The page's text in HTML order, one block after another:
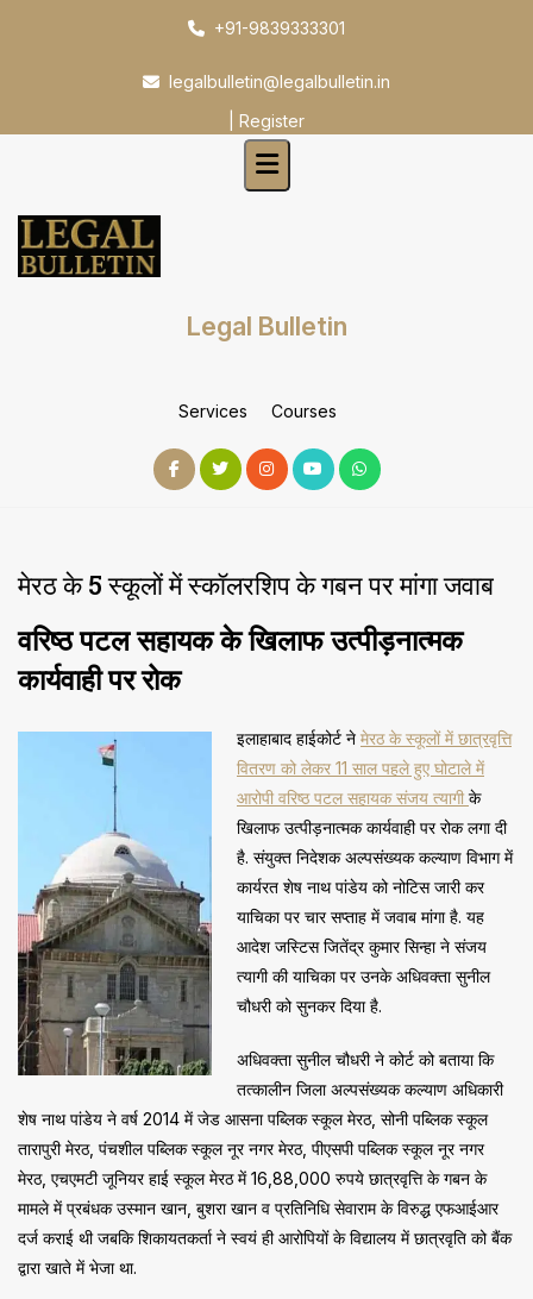
+91-9839333301
legalbulletin@legalbulletin.in
Register
Legal Bulletin
Services Courses
मेरठ के 5 स्कूलों में स्कॉलर​​​शिप के गबन पर मांगा जवाब
वरिष्ठ पटल सहायक के खिलाफ उत्पीड़नात्मक
कार्यवाही पर रोक
इलाहाबाद हाईकोर्ट ने मेरठ के स्कूलों में छात्रवृत्ति
वितरण को लेकर 11 साल पहले हुए घोटाले में
आरोपी वरिष्ठ पटल सहायक संजय त्यागी के
खिलाफ उत्पीड़नात्मक कार्यवाही पर रोक लगा दी
है. संयुक्त निदेशक अल्पसंख्यक कल्याण विभाग में
कार्यरत शेष नाथ पांडेय को नोटिस जारी कर
याचिका पर चार सप्ताह में जवाब मांगा है. यह
आदेश जस्टिस जितेंद्र कुमार सिन्हा ने संजय
त्यागी की याचिका पर उनके अधिवक्ता सुनील
चौधरी को सुनकर दिया है.
अधिवक्ता सुनील चौधरी ने कोर्ट को बताया कि
तत्कालीन जिला अल्पसंख्यक कल्याण अधिकारी
शेष नाथ पांडेय ने वर्ष 2014 में जेड आसना पब्लिक स्कूल मेरठ, सोनी पब्लिक स्कूल
तारापुरी मेरठ, पंचशील पब्लिक स्कूल नूर नगर मेरठ, पीएसपी पब्लिक स्कूल नूर नगर
मेरठ, एचएमटी जूनियर हाई स्कूल मेरठ में 16,88,000 रुपये छात्रवृत्ति के गबन के
मामले में प्रबंधक उस्मान खान, बुशरा खान व प्रतिनिधि सेवाराम के विरुद्ध एफआईआर
दर्ज कराई थी जबकि शिकायतकर्ता ने स्वयं ही आरोपियों के विद्यालय में छात्रवृति को बैंक
द्वारा खाते में भेजा था.